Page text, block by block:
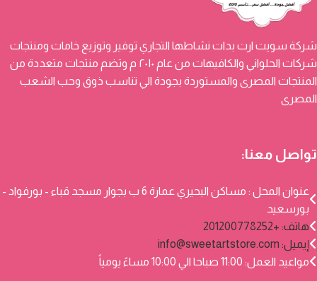
شركة سويت ارت بدات نشاطها التجاري توفير وتوزيع خامات ومنتجات
شركات الحلواني والكافيهات من عام ٢٠١٠ م وتضم منتجات متعددة من
المنتجات المصرى والمستوردة بجودة الي تناسب ذوق وحب الشعب
المصرى
تواصل معنا:
عنوان المحل : مساكن البحيري عمارة 6 ب بجوار مسجد قباء - بورفواد -
بورسعيد
هاتف: +201200778252
إيميل: info@sweetartstore.com
مواعيد العمل: 11:00 صباحا الي 10:00 مساءً يومياً